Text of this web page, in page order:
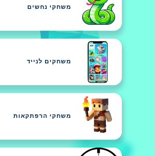
משחקי נחשים
משחקים לנייד
משחקי הרפתקאות